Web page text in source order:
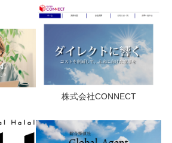
株式会社CONNECT